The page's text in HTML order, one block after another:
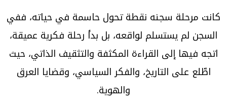
كانت مرحلة سجنه نقطة تحول حاسمة في حياته، ففي
السجن لم يستسلم لواقعه، بل بدأ رحلة فكرية عميقة،
اتجه فيها إلى القراءة المكثفة والتثقيف الذاتي، حيث
اطّلع على التاريخ، والفكر السياسي، وقضايا العرق
والهوية.